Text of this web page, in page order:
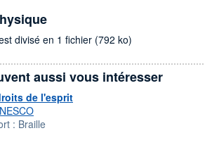
divisé en 1 fichier (792 ko)
aussi vous intéresser
de l'esprit
: Braille